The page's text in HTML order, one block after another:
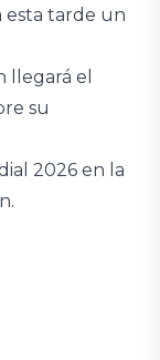
esta tarde un
llegará el
su
2026 en la